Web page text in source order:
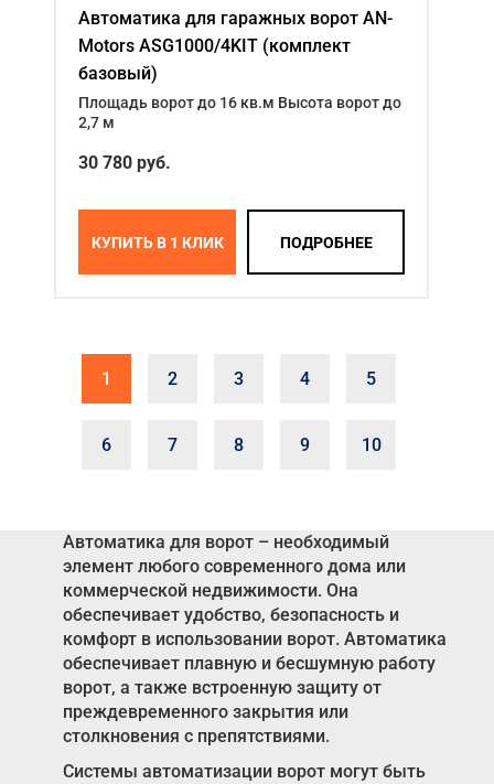
Автоматика для гаражных ворот AN-
Motors ASG1000/4KIT (комплект
базовый)
Площадь ворот до 16 кв.м Высота ворот до
2,7 м
30 780 руб.
КУПИТЬ В 1 КЛИК ПОДРОБНЕЕ
1 2 3 4 5
6 7 8 9 10
Автоматика для ворот – необходимый
элемент любого современного дома или
коммерческой недвижимости. Она
обеспечивает удобство, безопасность и
комфорт в использовании ворот. Автоматика
обеспечивает плавную и бесшумную работу
ворот, а также встроенную защиту от
преждевременного закрытия или
столкновения с препятствиями.
Системы автоматизации ворот могут быть